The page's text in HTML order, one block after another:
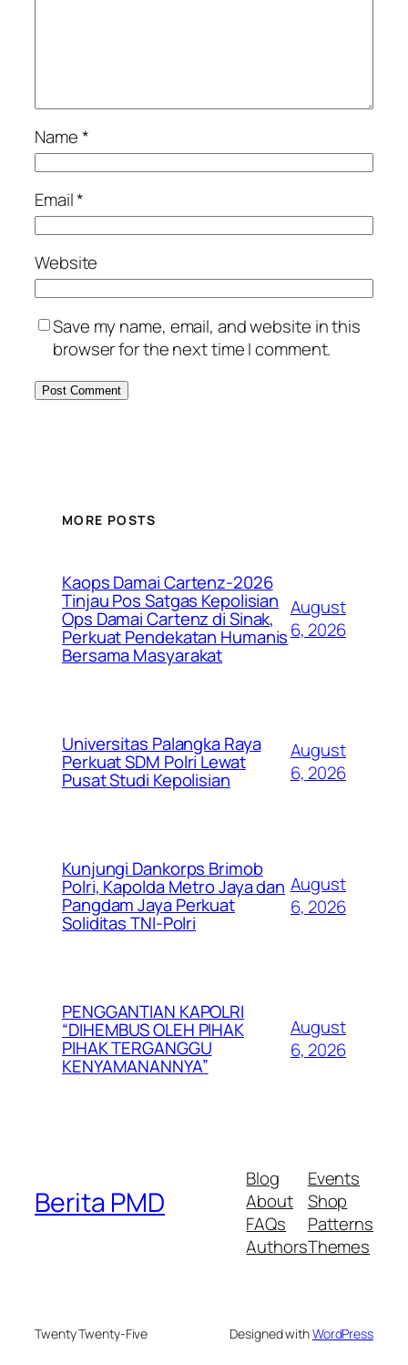
Name*
Email*
Website
Save my name, email, and website in this
browser for the next time I comment.
MORE POSTS
Kaops Damai Cartenz-2026
Tinjau Pos Satgas Kepolisian
Ops Damai Cartenz di Sinak,
Perkuat Pendekatan Humanis
Bersama Masyarakat
August
6, 2026
Universitas Palangka Raya
Perkuat SDM Polri Lewat
Pusat Studi Kepolisian
August
6, 2026
Kunjungi Dankorps Brimob
Polri, Kapolda Metro Jaya dan
Pangdam Jaya Perkuat
Soliditas TNI-Polri
August
6, 2026
PENGGANTIAN KAPOLRI
“DIHEMBUS OLEH PIHAK
PIHAK TERGANGGU
KENYAMANANNYA”
August
6, 2026
Berita PMD
Blog
About
FAQs
Authors
Events
Shop
Patterns
Themes
Twenty Twenty-Five Designed withWordPress